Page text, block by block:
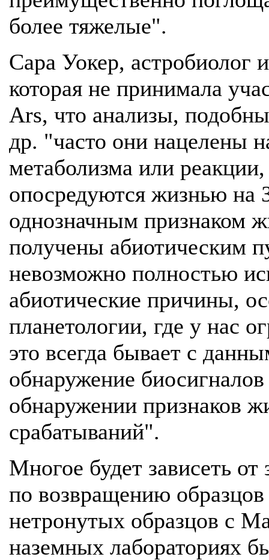
более тяжелые".
Сара Уокер, астробиолог
которая не принимала
Ars, что анализы,
др. "часто они нацелены
метаболизма или
опосредуются жизнью на
однозначным признаком
получены абиотическим
невозможно полностью
абиотические причины,
планетологии, где у нас
это всегда бывает с
обнаружение
обнаружении признаков
срабатываний".
Многое будет зависеть
по возвращению
нетронутых образцов с
наземных лабораториях